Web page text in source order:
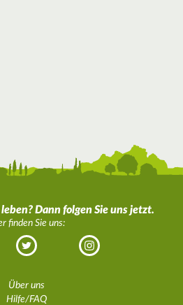
Dann folgen Sie uns jetzt.
finden Sie uns:
Twitter Instagram
Über uns
Hilfe/FAQ